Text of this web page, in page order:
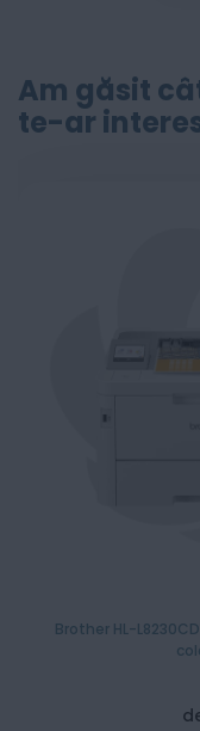
Am găsit
te-ar
Brother HL-